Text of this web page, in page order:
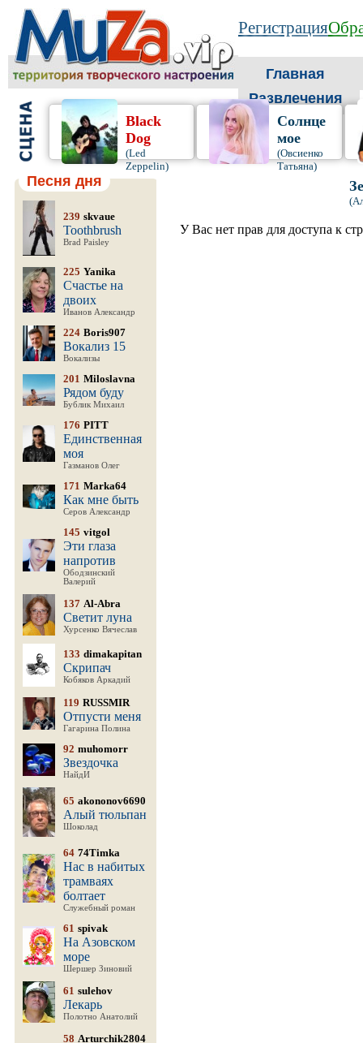
Регистрация
Главная
Развлечения
Black
Dog
(Led
Zeppelin)
Солнце
мое
(Овсиенко
Татьяна)
Песня дня
239 skvaue
Toothbrush
Brad Paisley
225 Yanika
Счастье на
двоих
Иванов Александр
224 Boris907
Вокализ 15
Вокализы
201 Miloslavna
Рядом буду
Бублик Михаил
176 PITT
Единственная
моя
Газманов Олег
171 Marka64
Как мне быть
Серов Александр
145 vitgol
Эти глаза
напротив
Ободзинский
Валерий
137 Al-Abra
Светит луна
Хурсенко Вячеслав
133 dimakapitan
Скрипач
Кобяков Аркадий
119 RUSSMIR
Отпусти меня
Гагарина Полина
92 muhomorr
Звездочка
НайдИ
65 akononov6690
Алый тюльпан
Шоколад
64 74Timka
Нас в набитых
трамваях
болтает
Служебный роман
61 spivak
На Азовском
море
Шершер Зиновий
61 sulehov
Лекарь
Полотно Анатолий
58 Arturchik2804
У Вас нет прав для доступа к